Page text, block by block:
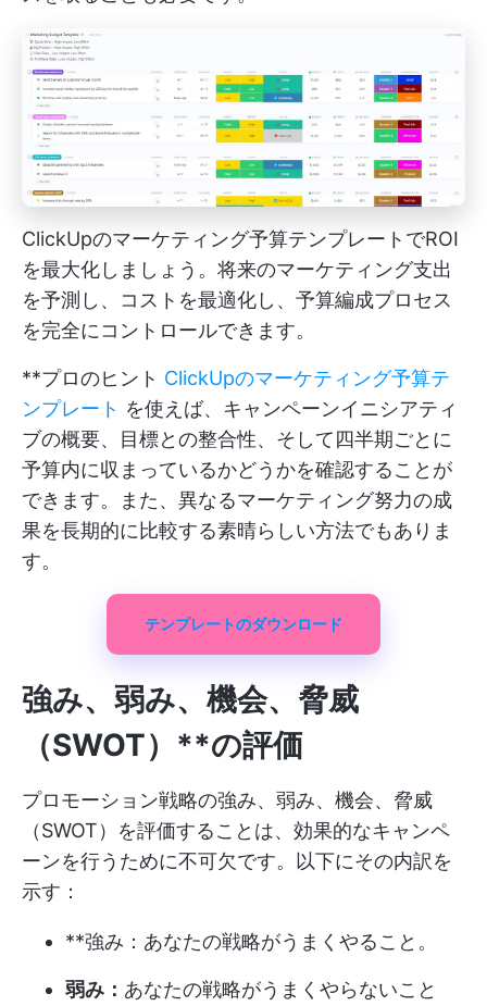
ClickUpのマーケティング予算テンプレートでROI
を最大化しましょう。将来のマーケティング支出
を予測し、コストを最適化し、予算編成プロセス
を完全にコントロールできます。
**プロのヒント ClickUpのマーケティング予算テ
ンプレート を使えば、キャンペーンイニシアティ
ブの概要、目標との整合性、そして四半期ごとに
予算内に収まっているかどうかを確認することが
できます。また、異なるマーケティング努力の成
果を長期的に比較する素晴らしい方法でもありま
す。
テンプレートのダウンロード
強み、弱み、機会、脅威
（SWOT）**の評価
プロモーション戦略の強み、弱み、機会、脅威
（SWOT）を評価することは、効果的なキャンペ
ーンを行うために不可欠です。以下にその内訳を
示す：
**強み：あなたの戦略がうまくやること。
弱み： あなたの戦略がうまくやらないこと